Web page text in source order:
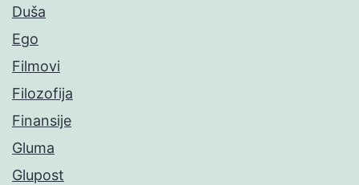
Duša
Ego
Filmovi
Filozofija
Finansije
Gluma
Glupost